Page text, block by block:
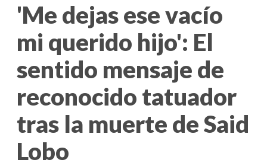
'Me dejas ese vacío
mi querido hijo': El
sentido mensaje de
reconocido tatuador
tras la muerte de Said
Lobo